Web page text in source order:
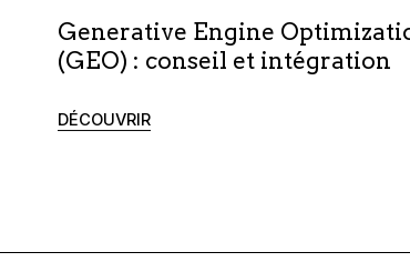
Generative Engine
(GEO) : conseil et intégration
DÉCOUVRIR